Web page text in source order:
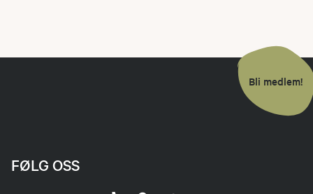
Bli medlem!
FØLG OSS